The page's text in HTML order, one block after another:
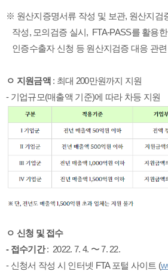
※ 원산지증명서류 작성 및 보관, 원산지검
   작성,
모의검증 실시, FTA-PASS를 활용
   인증수출자 신청 등
원산지검증 대응 관
ㅇ 지원금액 : 최대 200만원까지 지원
- 기업규모(매출액 기준)에 따라 차등 지원
ㅇ 신청 및 접수
- 접수기간 :  2022. 7. 4. 〜 7. 22.
- 신청서 작성 시 인터넷 FTA 포털 사이트 (